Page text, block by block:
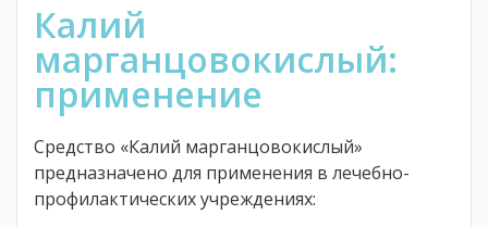
Калий
марганцовокислый:
применение
Средство «Калий марганцовокислый»
предназначено для применения в лечебно-
профилактических учреждениях: